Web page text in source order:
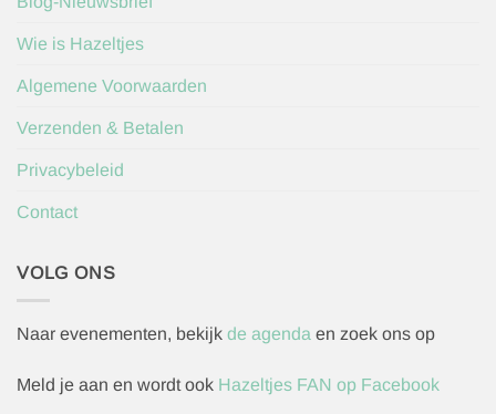
Wie is Hazeltjes
Algemene Voorwaarden
Verzenden & Betalen
Privacybeleid
Contact
VOLG ONS
Naar evenementen, bekijk de agenda en zoek ons op
Meld je aan en wordt ook Hazeltjes FAN op Facebook